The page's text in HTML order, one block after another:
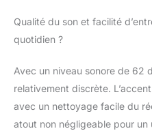
Qualité du son et facilité
quotidien ?
Avec un niveau sonore de 62
relativement discrète.
avec un nettoyage facile du
atout non négligeable pour un